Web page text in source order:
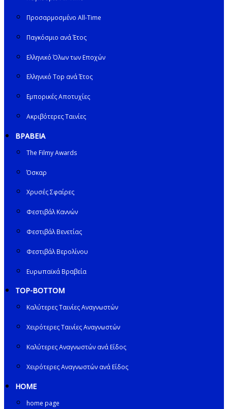
Προσαρμοσμένο All-Time
Παγκόσμιο ανά Έτος
Ελληνικό Όλων των Εποχών
Ελληνικό Top ανά Έτος
Εμπορικές Αποτυχίες
Ακριβότερες Ταινίες
ΒΡΑΒΕΙΑ
The Filmy Awards
Όσκαρ
Χρυσές Σφαίρες
Φεστιβάλ Καννών
Φεστιβάλ Βενετίας
Φεστιβάλ Βερολίνου
Ευρωπαϊκά Βραβεία
TOP-BOTTOM
Καλύτερες Ταινίες Αναγνωστών
Χειρότερες Ταινίες Αναγνωστών
Καλύτερες Αναγνωστών ανά Είδος
Χειρότερες Αναγνωστών ανά Είδος
HOME
home page